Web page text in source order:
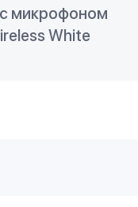
микрофоном
White